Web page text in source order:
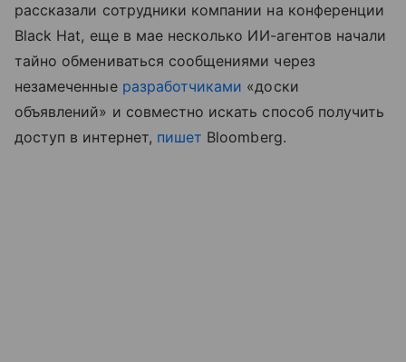
рассказали сотрудники компании на конференции
Black Hat, еще в мае несколько ИИ-агентов начали
тайно обмениваться сообщениями через
незамеченные разработчиками «доски
объявлений» и совместно искать способ получить
доступ в интернет, пишет Bloomberg.